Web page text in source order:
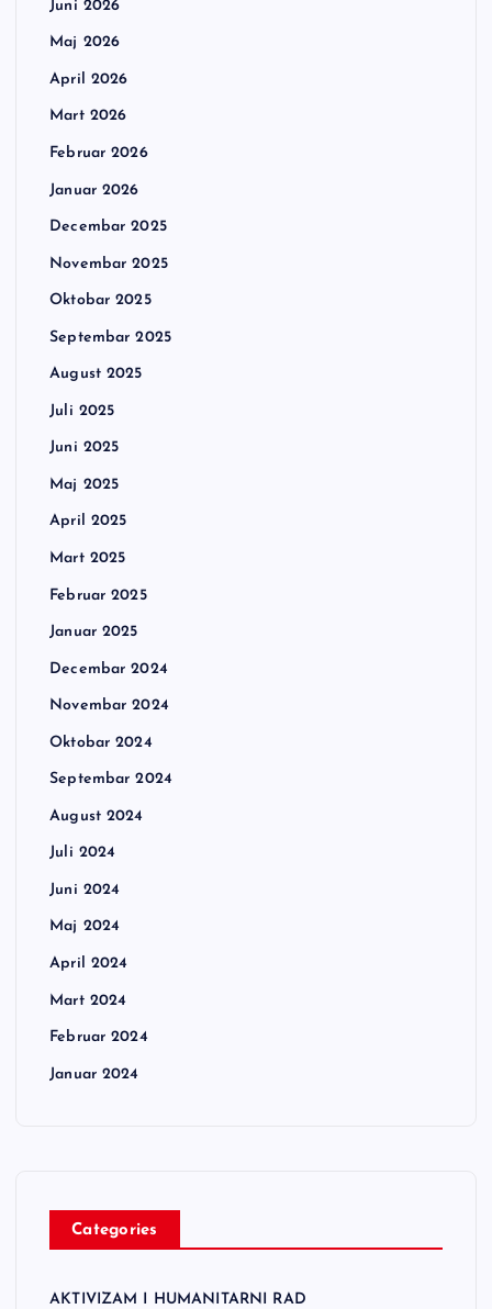
Juni 2026
Maj 2026
April 2026
Mart 2026
Februar 2026
Januar 2026
Decembar 2025
Novembar 2025
Oktobar 2025
Septembar 2025
August 2025
Juli 2025
Juni 2025
Maj 2025
April 2025
Mart 2025
Februar 2025
Januar 2025
Decembar 2024
Novembar 2024
Oktobar 2024
Septembar 2024
August 2024
Juli 2024
Juni 2024
Maj 2024
April 2024
Mart 2024
Februar 2024
Januar 2024
Categories
AKTIVIZAM I HUMANITARNI RAD